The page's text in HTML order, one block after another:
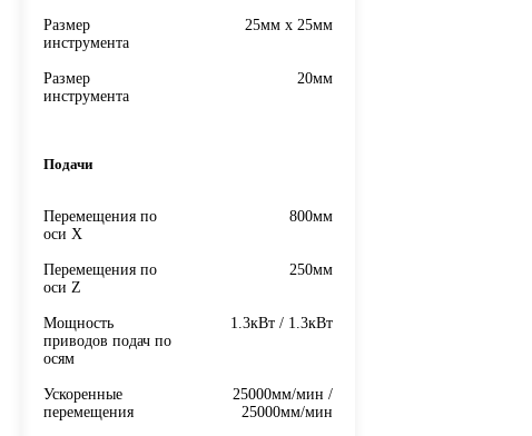
Размер
инструмента
25мм х 25мм
Размер
инструмента
20мм
Подачи
Перемещения по
оси X
800мм
Перемещения по
оси Z
250мм
Мощность
приводов подач по
осям
1.3кВт / 1.3кВт
Ускоренные
перемещения
25000мм/мин /
25000мм/мин